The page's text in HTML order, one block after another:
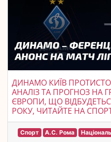
ДИНАМО КИЇВ
АНАЛІЗ ТА ПРОГНОЗ НА
ЄВРОПИ, ЩО
РОКУ, ЧИТАЙТЕ НА
Спорт А.С. Рома